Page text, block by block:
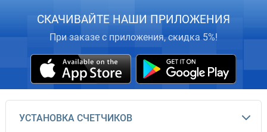
СКАЧИВАЙТЕ НАШИ ПРИЛОЖЕНИЯ
При заказе с приложения, скидка 5%!
УСТАНОВКА СЧЕТЧИКОВ